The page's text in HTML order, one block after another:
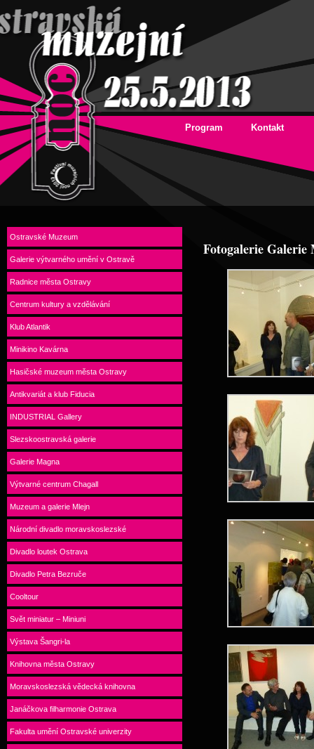
Program Kontakt
Ostravské Muzeum
Galerie výtvarného umění v Ostravě
Radnice města Ostravy
Centrum kultury a vzdělávání
Klub Atlantik
Minikino Kavárna
Hasičské muzeum města Ostravy
Antikvariát a klub Fiducia
INDUSTRIAL Gallery
Slezskoostravská galerie
Galerie Magna
Výtvarné centrum Chagall
Muzeum a galerie Mlejn
Národní divadlo moravskoslezské
Divadlo loutek Ostrava
Divadlo Petra Bezruče
Cooltour
Svět miniatur – Miniuni
Výstava Šangri-la
Knihovna města Ostravy
Moravskoslezská vědecká knihovna
Janáčkova filharmonie Ostrava
Fakulta umění Ostravské univerzity
Fotogalerie Galerie